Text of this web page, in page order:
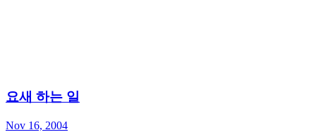
요새 하는 일
Nov 16, 2004